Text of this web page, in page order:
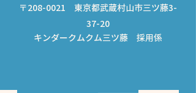
〒208-0021 東京都武蔵村山市三ツ藤3-
37-20
キンダークムクム三ツ藤 採用係